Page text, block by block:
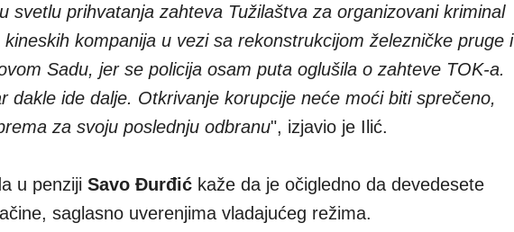
svetlu prihvatanja zahteva Tužilaštva za organizovani kriminal
kompanija u vezi sa rekonstrukcijom železničke pruge i
Sadu, jer se policija osam puta oglušila o zahteve TOK-a.
dakle ide dalje. Otkrivanje korupcije neće moći biti sprečeno,
za svoju poslednju odbranu", izjavio je Ilić.
u penziji Savo Đurđić kaže da je očigledno da devedesete
saglasno uverenjima vladajućeg režima.